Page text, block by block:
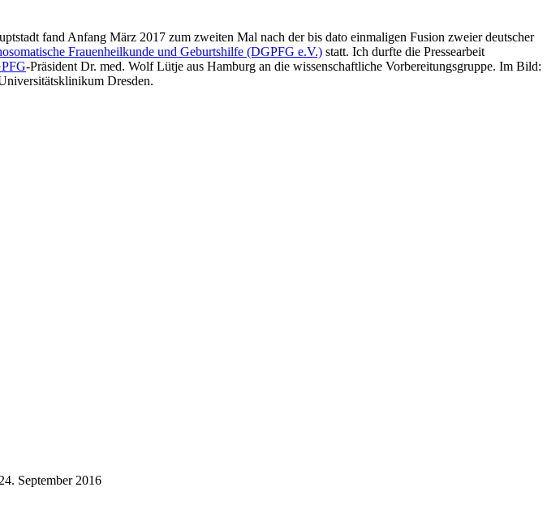
fand Anfang März 2017 zum zweiten Mal nach der bis dato einmaligen Fusion zweier deutscher
Frauenheilkunde und Geburtshilfe (DGPFG e.V.) statt. Ich durfte die Pressearbeit
-Präsident Dr. med. Wolf Lütje aus Hamburg an die wissenschaftliche Vorbereitungsgruppe. Im Bild:
Dresden.
24. September 2016